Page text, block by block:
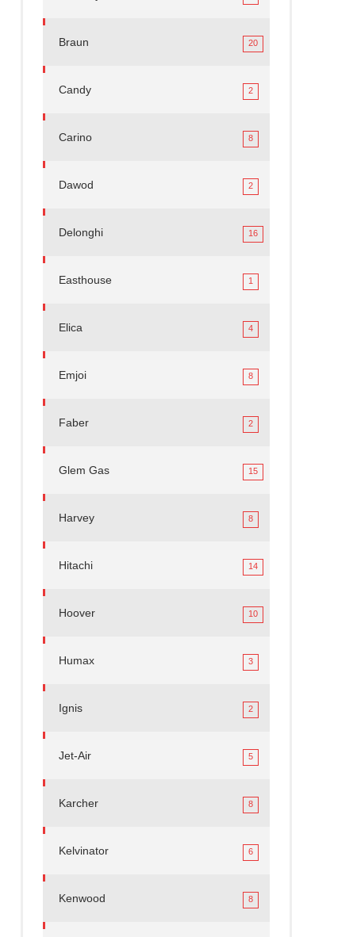
Braun 20
Candy 2
Carino 8
Dawod 2
Delonghi 16
Easthouse 1
Elica 4
Emjoi 8
Faber 2
Glem Gas 15
Harvey 8
Hitachi 14
Hoover 10
Humax 3
Ignis 2
Jet-Air 5
Karcher 8
Kelvinator 6
Kenwood 8